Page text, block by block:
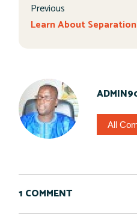
Previous
Learn About
All
1 COMMENT